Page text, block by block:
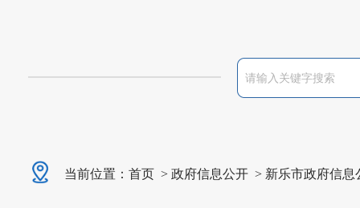
当前位置： 首页 > 政府信息公开 > 新乐市政府信息